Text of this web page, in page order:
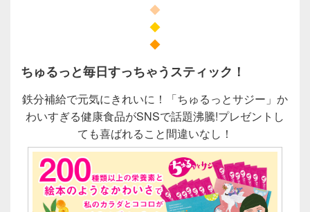
◆
◆
◆
ちゅるっと毎日すっちゃうスティック！
鉄分補給で元気にきれいに！「ちゅるっとサジー」か
わいすぎる健康食品がSNSで話題沸騰!プレゼントし
ても喜ばれること間違いなし！